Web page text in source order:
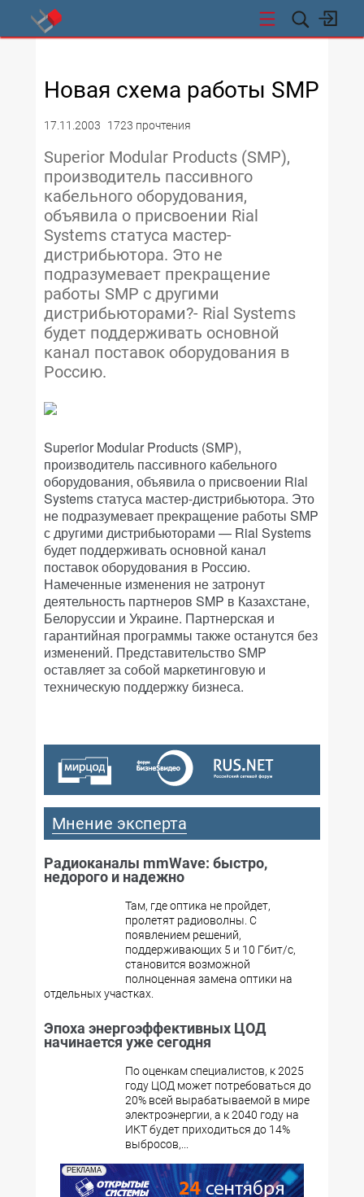
Новая схема работы SMP
17.11.2003 1723 прочтения
Superior Modular Products (SMP),
производитель пассивного
кабельного оборудования,
объявила о присвоении Rial
Systems статуса мастер-
дистрибьютора. Это не
подразумевает прекращение
работы SMP с другими
дистрибьюторами?- Rial Systems
будет поддерживать основной
канал поставок оборудования в
Россию.
Superior Modular Products (SMP),
производитель пассивного кабельного
оборудования, объявила о присвоении Rial
Systems статуса мастер-дистрибьютора. Это
не подразумевает прекращение работы SMP
с другими дистрибьюторами — Rial Systems
будет поддерживать основной канал
поставок оборудования в Россию.
Намеченные изменения не затронут
деятельность партнеров SMP в Казахстане,
Белоруссии и Украине. Партнерская и
гарантийная программы также останутся без
изменений. Представительство SMP
оставляет за собой маркетинговую и
техническую поддержку бизнеса.
Мнение эксперта
Радиоканалы mmWave: быстро,
недорого и надежно
Там, где оптика не пройдет,
пролетят радиоволны. С
появлением решений,
поддерживающих 5 и 10 Гбит/с,
становится возможной
полноценная замена оптики на
отдельных участках.
Эпоха энергоэффективных ЦОД
начинается уже сегодня
По оценкам специалистов, к 2025
году ЦОД может потребоваться до
20% всей вырабатываемой в мире
электроэнергии, а к 2040 году на
ИКТ будет приходиться до 14%
выбросов,...
РЕКЛАМА